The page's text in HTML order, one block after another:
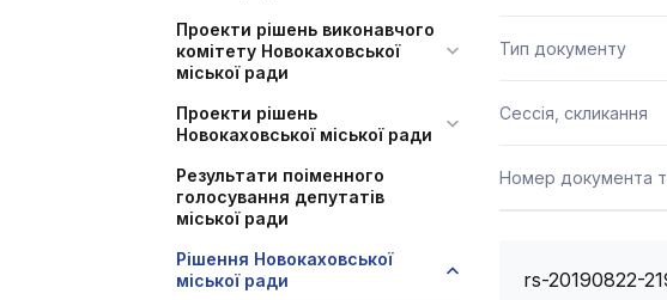
Проекти рішень виконавчого
комітету Новокаховської
міської ради
Проекти рішень
Новокаховської міської ради
Результати поіменного
голосування депутатів
міської ради
Рішення Новокаховської
міської ради
Тип документу
Сессія, скликання
Номер документа
rs-20190822-